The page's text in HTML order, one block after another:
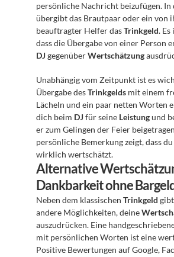
persönliche Nachricht beizufügen. In
übergibt das Brautpaar oder ein von
beauftragter Helfer das Trinkgeld.
DJ gegenüber Wertschätzung
Unabhängig vom Zeitpunkt ist es
Übergabe des Trinkgelds mit einem
Lächeln und ein paar netten Worten
dich beim DJ für seine Leistung und
er zum Gelingen der Feier
persönliche Bemerkung zeigt, dass
wirklich wertschätzt.
Alternative
Dankbarkeit ohne
Neben dem klassischen Trinkgeld
andere Möglichkeiten, deine
auszudrücken. Eine
mit persönlichen Worten ist eine
Positive Bewertungen auf Google,